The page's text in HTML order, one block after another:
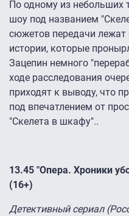
По одному из небольших
шоу под названием
сюжетов передачи
истории, которые
Зацепин немного
ходе расследования
приходят к выводу, что
под впечатлением от
"Скелета в шкафу"..
13.45 "Опера. Хроники
(16+)
Детективный сериал